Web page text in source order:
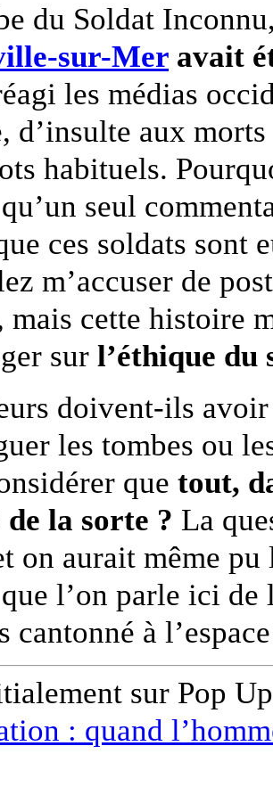
du Soldat
sur-Mer avait
les médias
d’insulte aux
habituels.
seul
ces soldats sont
m’accuser de
mais cette histoire
sur l’éthique du
doivent-ils
les tombes ou
que tout,
la sorte ? La
on aurait même
l’on parle ici de
cantonné à
sur Pop
: quand